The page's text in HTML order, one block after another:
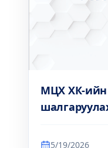
МЦХ ХК-ийн
5/19/2026